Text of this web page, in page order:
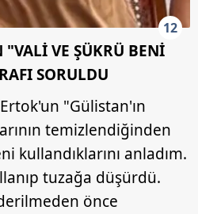
12
VE ŞÜKRÜ BENİ
SORULDU
"Gülistan'ın
temizlendiğinden
kullandıklarını anladım.
tuzağa düşürdü.
önce